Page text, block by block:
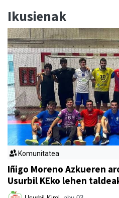
Ikusienak
Komunitatea
Iñigo Moreno Azkueren
Usurbil KEko lehen